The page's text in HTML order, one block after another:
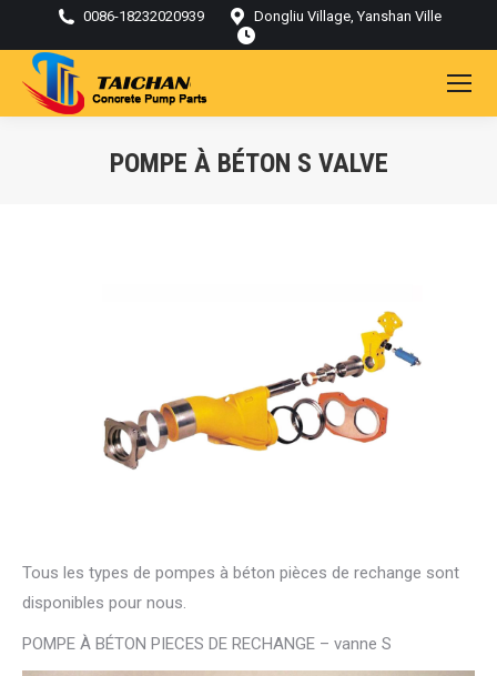
0086-18232020939 Dongliu Village, Yanshan Ville
POMPE À BÉTON S VALVE
Tous les types de pompes à béton pièces de rechange sont
disponibles pour nous.
POMPE À BÉTON PIECES DE RECHANGE – vanne S